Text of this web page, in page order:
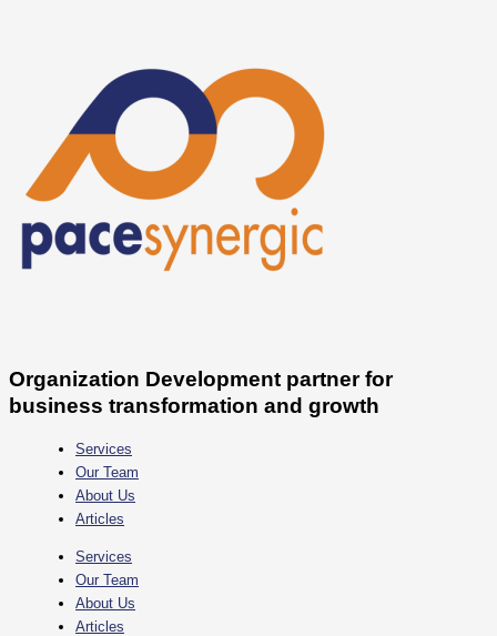
Organization Development partner for
business transformation and growth
Services
Our Team
About Us
Articles
Services
Our Team
About Us
Articles